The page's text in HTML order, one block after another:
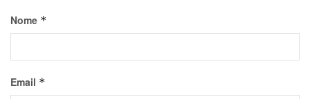
Nome *
Email *